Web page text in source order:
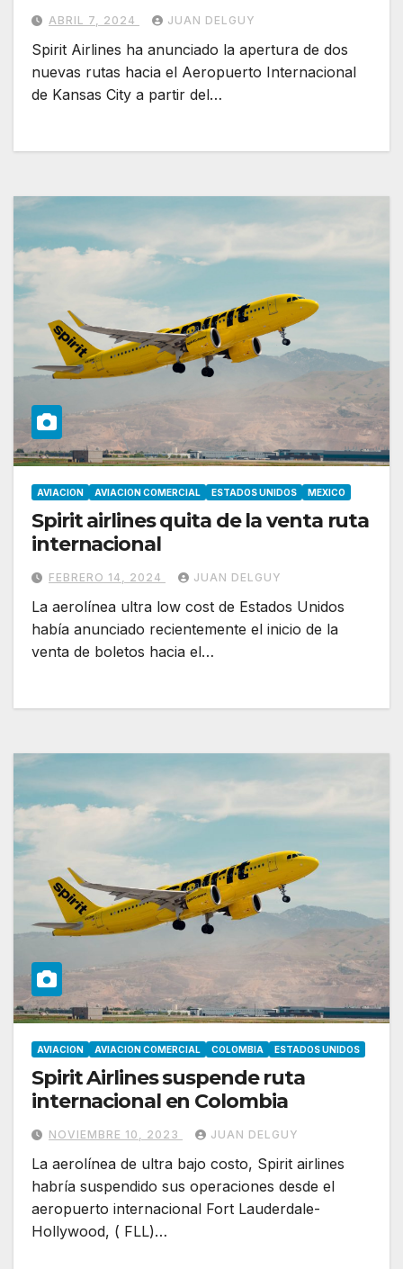
ABRIL 7, 2024 JUAN DELGUY
Spirit Airlines ha anunciado la apertura de dos
nuevas rutas hacia el Aeropuerto Internacional
de Kansas City a partir del…
AVIACION AVIACION COMERCIAL ESTADOS UNIDOS MEXICO
Spirit airlines quita de la venta ruta
internacional
FEBRERO 14, 2024 JUAN DELGUY
La aerolínea ultra low cost de Estados Unidos
había anunciado recientemente el inicio de la
venta de boletos hacia el…
AVIACION AVIACION COMERCIAL COLOMBIA ESTADOS UNIDOS
Spirit Airlines suspende ruta
internacional en Colombia
NOVIEMBRE 10, 2023 JUAN DELGUY
La aerolínea de ultra bajo costo, Spirit airlines
habría suspendido sus operaciones desde el
aeropuerto internacional Fort Lauderdale-
Hollywood, ( FLL)…